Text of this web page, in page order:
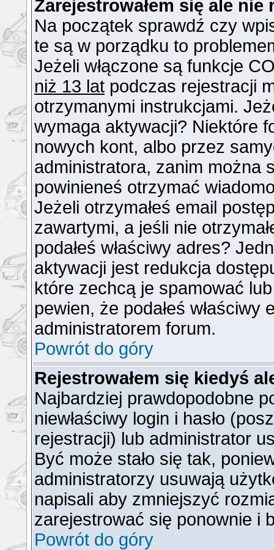
Zarejestrowałem się ale
Na początek sprawdź czy
te są w porządku to
Jeżeli włączone są funkcje
niż 13 lat podczas rejestracji
otrzymanymi instrukcjami.
wymaga aktywacji? Niektóre
nowych kont, albo przez
administratora, zanim można
powinieneś otrzymać
Jeżeli otrzymałeś email
zawartymi, a jeśli nie
podałeś właściwy adres?
aktywacji jest redukcja
które zechcą je spamować
pewien, że podałeś
administratorem forum.
Powrót do góry
Rejestrowałem się kiedyś
Najbardziej prawdopodobne
niewłaściwy login i hasło
rejestracji) lub administrator
Być może stało się tak,
administratorzy usuwają
napisali aby zmniejszyć
zarejestrować się ponownie i
Powrót do góry